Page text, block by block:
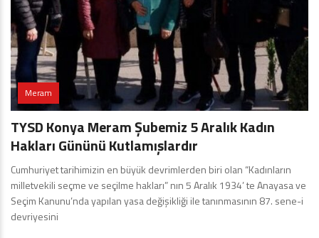
Meram
TYSD Konya Meram Şubemiz 5 Aralık Kadın
Hakları Gününü Kutlamışlardır
Cumhuriyet tarihimizin en büyük devrimlerden biri olan “Kadınların
milletvekili seçme ve seçilme hakları” nın 5 Aralık 1934’ te Anayasa ve
Seçim Kanunu’nda yapılan yasa değişikliği ile tanınmasının 87. sene-i
devriyesini